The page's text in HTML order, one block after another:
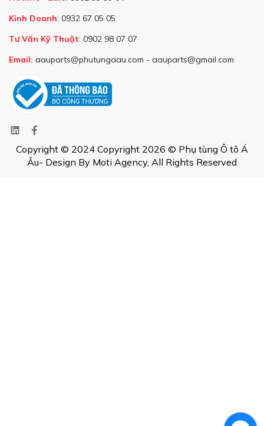
Kinh Doanh: 0932 67 05 05
Tư Vấn Kỹ Thuật: 0902 98 07 07
Email: aauparts@phutungaau.com - aauparts@gmail.com
Copyright © 2024 Copyright 2026 © Phụ tùng Ô tô Á
Âu- Design By Moti Agency, All Rights Reserved